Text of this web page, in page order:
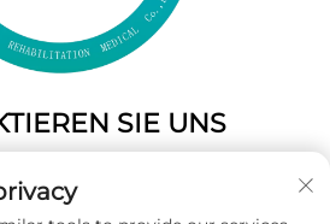
SIE UNS